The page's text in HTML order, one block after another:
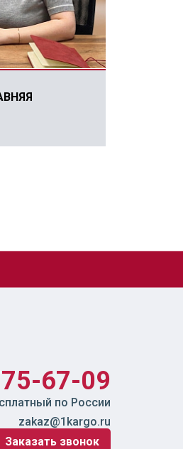
67-09
по России
zakaz@1kargo.ru
Заказать звонок